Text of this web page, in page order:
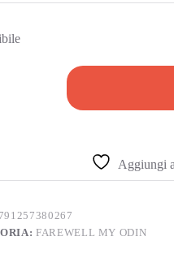
Aggiungi
FAREWELL MY ODIN